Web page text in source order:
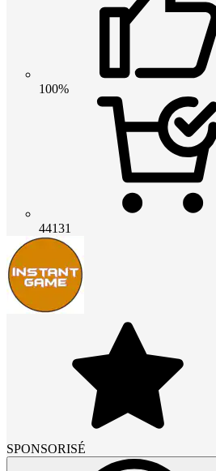
100%
44131
SPONSORISÉ